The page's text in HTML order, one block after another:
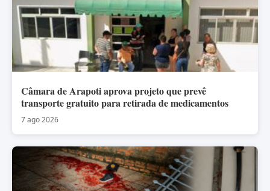
Câmara de Arapoti aprova projeto que prevê
transporte gratuito para retirada de medicamentos
7 ago 2026